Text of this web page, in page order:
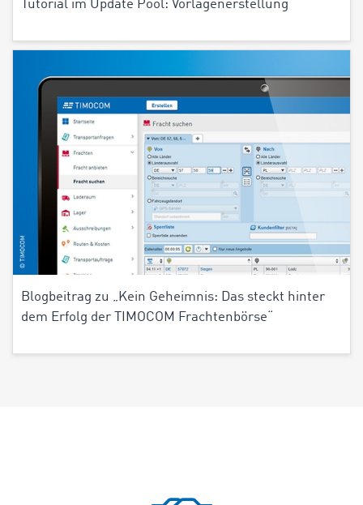
Tutorial im Update Pool: Vorlagenerstellung
Blogbeitrag zu „Kein Geheimnis: Das steckt hinter
dem Erfolg der TIMOCOM Frachtenbörse“